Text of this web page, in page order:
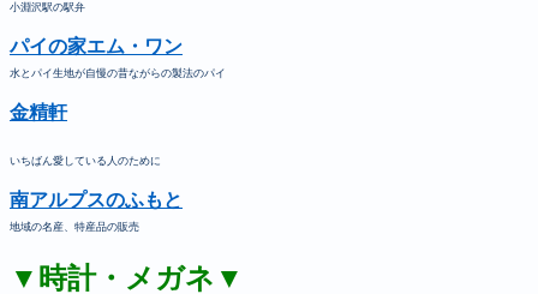
小淵沢駅の駅弁
パイの家エム・ワン
水とパイ生地が自慢の昔ながらの製法のパイ
金精軒
いちばん愛している人のために
南アルプスのふもと
地域の名産、特産品の販売
▼時計・メガネ▼